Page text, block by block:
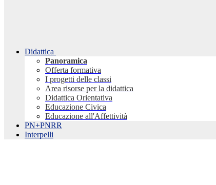
Didattica
Panoramica
Offerta formativa
I progetti delle classi
Area risorse per la didattica
Didattica Orientativa
Educazione Civica
Educazione all'Affettività
PN+PNRR
Interpelli